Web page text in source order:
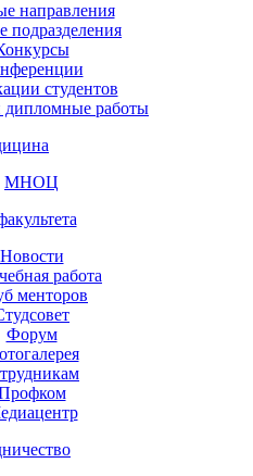
направления
подразделения
студентов
дипломные работы
МНОЦ
Новости
работа
менторов
Форум